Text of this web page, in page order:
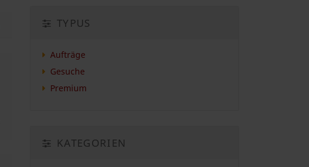
TYPUS
Aufträge
Gesuche
Premium
KATEGORIEN